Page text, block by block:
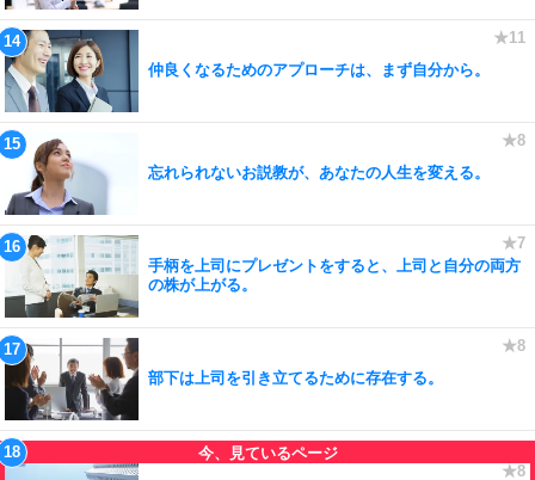
仲良くなるためのアプローチは、まず自分から。
忘れられないお説教が、あなたの人生を変える。
手柄を上司にプレゼントをすると、上司と自分の両方
の株が上がる。
部下は上司を引き立てるために存在する。